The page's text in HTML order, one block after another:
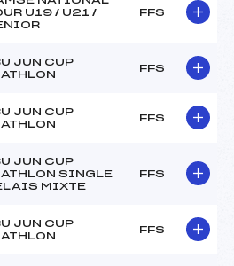
U19 / U21 /
FFS
JUN CUP
FFS
JUN CUP
FFS
JUN CUP
SINGLE
MIXTE
FFS
JUN CUP
FFS